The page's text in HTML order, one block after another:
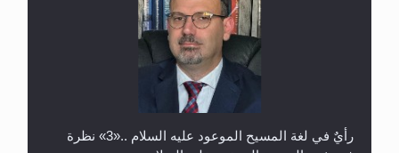
حفل توزيع الشهادات في الجامعة الأحمدية بنيجيريا لعام
رأيٌ في لغة المسيح الموعود عليه السلام ..«3» نظرة